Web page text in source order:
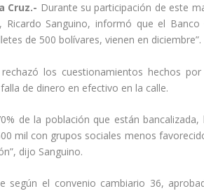
Cruz.- Durante su participación de este
Ricardo Sanguino, informó que el
de 500 bolívares, vienen en diciembre”.
rechazó los cuestionamientos hechos
de dinero en efectivo en la calle.
de la población que están
mil con grupos sociales menos
dijo Sanguino.
según el convenio cambiario 36,